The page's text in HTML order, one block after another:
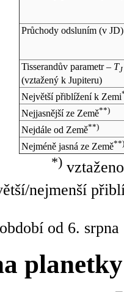
Průchody odsluním (v JD)
Tisserandův parametr – TJ
(vztažený k Jupiteru)
Největší přiblížení k Zemi
Nejjasnější ze Země**)
Nejdále od Země**)
Nejméně jasná ze Země**)
*)
nejmenší
od 6.